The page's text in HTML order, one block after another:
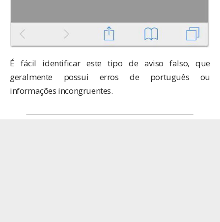
É fácil identificar este tipo de aviso falso, que
geralmente possui erros de português ou
informações incongruentes.